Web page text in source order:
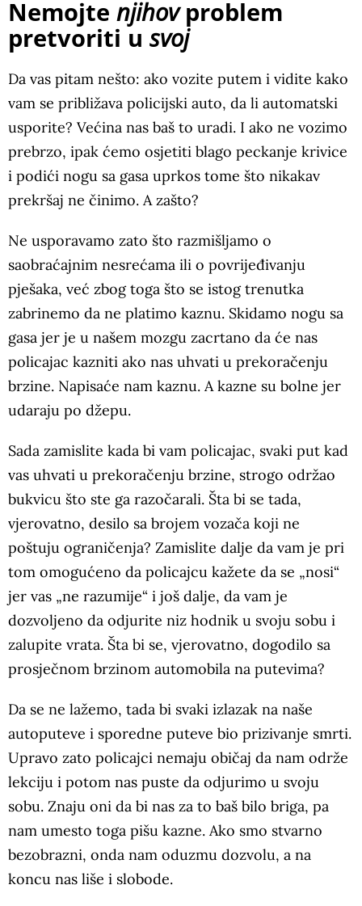
Nemojte njihovproblem
pretvoriti u svoj
Da vas pitam nešto: ako vozite putem i vidite kako
vam se približava policijski auto, da li automatski
usporite? Većina nas baš to uradi. I ako ne vozimo
prebrzo, ipak ćemo osjetiti blago peckanje krivice
i podići nogu sa gasa uprkos tome što nikakav
prekršaj ne činimo. A zašto?
Ne usporavamo zato što razmišljamo o
saobraćajnim nesrećama ili o povrijeđivanju
pješaka, već zbog toga što se istog trenutka
zabrinemo da ne platimo kaznu. Skidamo nogu sa
gasa jer je u našem mozgu zacrtano da će nas
policajac kazniti ako nas uhvati u prekoračenju
brzine. Napisaće nam kaznu. A kazne su bolne jer
udaraju po džepu.
Sada zamislite kada bi vam policajac, svaki put kad
vas uhvati u prekoračenju brzine, strogo održao
bukvicu što ste ga razočarali. Šta bi se tada,
vjerovatno, desilo sa brojem vozača koji ne
poštuju ograničenja? Zamislite dalje da vam je pri
tom omogućeno da policajcu kažete da se „nosi“
jer vas „ne razumije“ i još dalje, da vam je
dozvoljeno da odjurite niz hodnik u svoju sobu i
zalupite vrata. Šta bi se, vjerovatno, dogodilo sa
prosječnom brzinom automobila na putevima?
Da se ne lažemo, tada bi svaki izlazak na naše
autoputeve i sporedne puteve bio prizivanje smrti.
Upravo zato policajci nemaju običaj da nam održe
lekciju i potom nas puste da odjurimo u svoju
sobu. Znaju oni da bi nas za to baš bilo briga, pa
nam umesto toga pišu kazne. Ako smo stvarno
bezobrazni, onda nam oduzmu dozvolu, a na
koncu nas liše i slobode.